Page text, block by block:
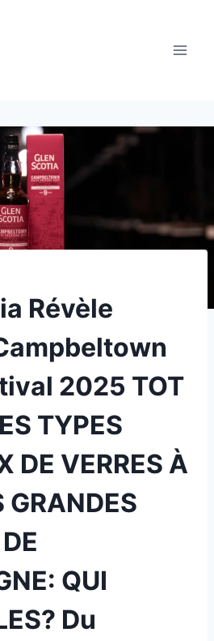
Révèle
2025 TOT
TYPES
DE VERRES À
GRANDES
QUI
Du